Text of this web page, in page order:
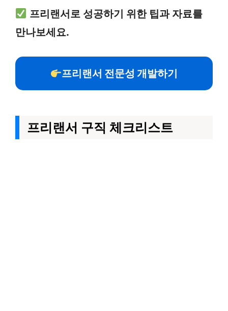
프리랜서로 성공하기 위한 팁과 자료를
만나보세요.
프리랜서 전문성 개발하기
프리랜서 구직 체크리스트